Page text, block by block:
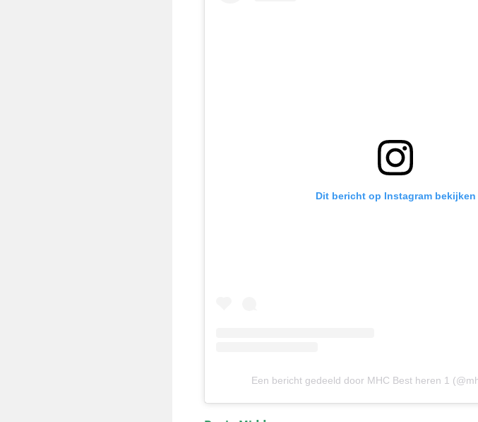
Dit bericht op Instagram bekijken
Een bericht gedeeld door MHC Best heren 1